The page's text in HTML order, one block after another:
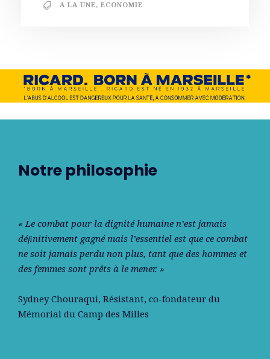
A LA UNE, ECONOMIE
Notre philosophie
« Le combat pour la dignité humaine n’est jamais
déﬁnitivement gagné mais l’essentiel est que ce combat
ne soit jamais perdu non plus, tant que des hommes et
des femmes sont prêts à le mener. »
Sydney Chouraqui, Résistant, co-fondateur du
Mémorial du Camp des Milles